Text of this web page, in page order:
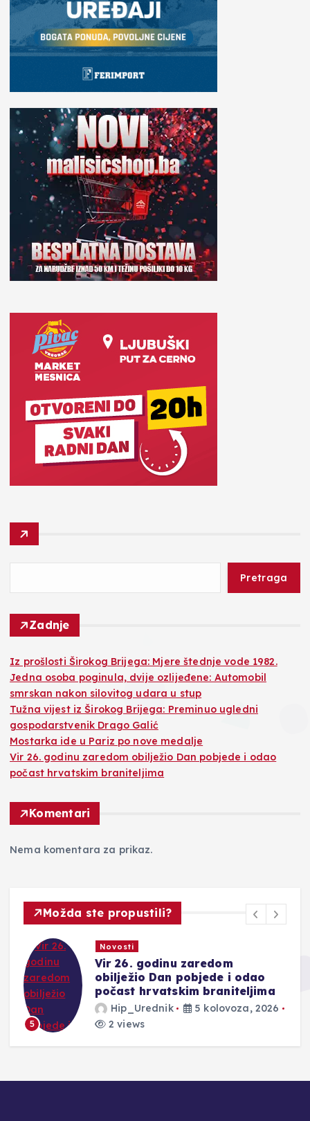
Pretraga
Zadnje
Iz prošlosti Širokog Brijega: Mjere štednje vode 1982.
Jedna osoba poginula, dvije ozlijeđene: Automobil
smrskan nakon silovitog udara u stup
Tužna vijest iz Širokog Brijega: Preminuo ugledni
gospodarstvenik Drago Galić
Mostarka ide u Pariz po nove medalje
Vir 26. godinu zaredom obilježio Dan pobjede i odao
počast hrvatskim braniteljima
Komentari
Nema komentara za prikaz.
Možda ste propustili?
5
Novosti
Vir 26. godinu zaredom
obilježio Dan pobjede i odao
počast hrvatskim braniteljima
Hip_Urednik
5 kolovoza, 2026
2 views